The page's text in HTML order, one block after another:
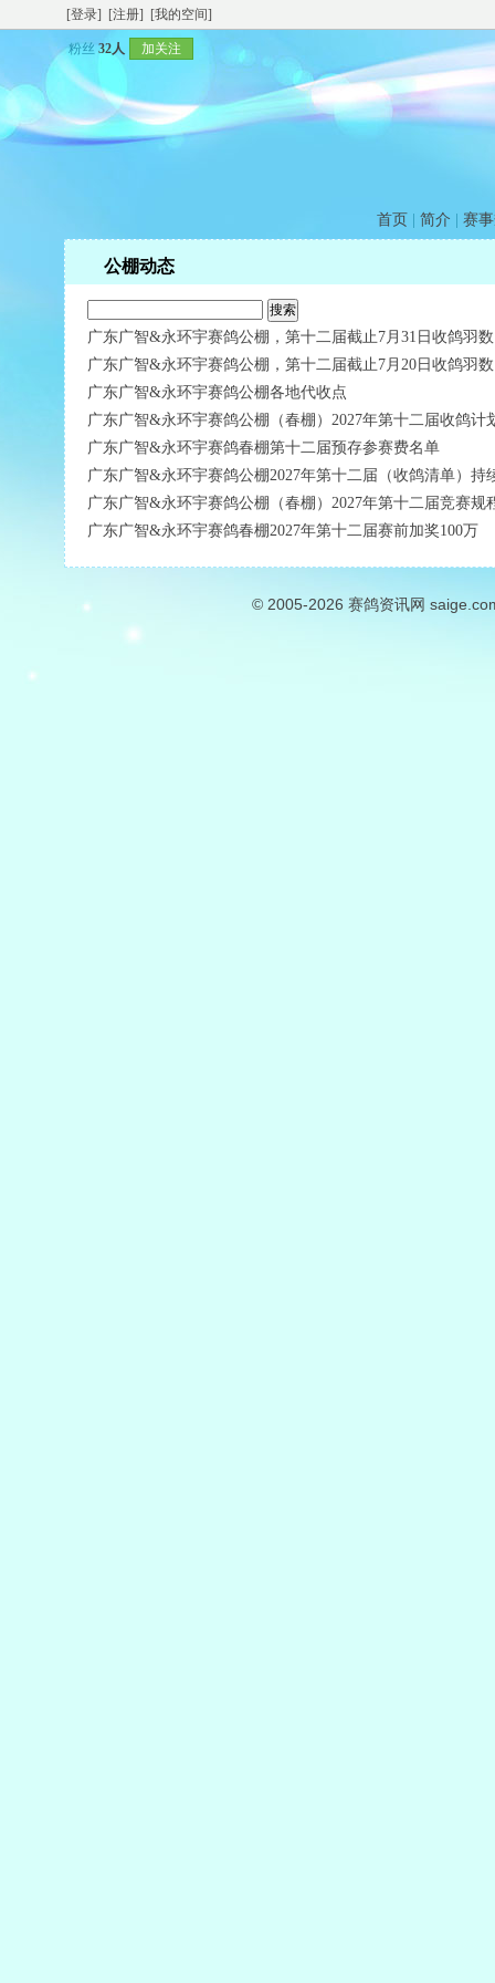
[登录] [注册] [我的空间]
粉丝32人 加关注
首页 简介 赛
公棚动态
广东广智&永环宇赛鸽公棚，第十二届截止7月31日收鸽羽
广东广智&永环宇赛鸽公棚，第十二届截止7月20日收鸽羽
广东广智&永环宇赛鸽公棚各地代收点
广东广智&永环宇赛鸽公棚（春棚）2027年第十二届收鸽计
广东广智&永环宇赛鸽春棚第十二届预存参赛费名单
广东广智&永环宇赛鸽公棚2027年第十二届（收鸽清单）持
广东广智&永环宇赛鸽公棚（春棚）2027年第十二届竞赛规
广东广智&永环宇赛鸽春棚2027年第十二届赛前加奖100万
© 2005-2026 赛鸽资讯网